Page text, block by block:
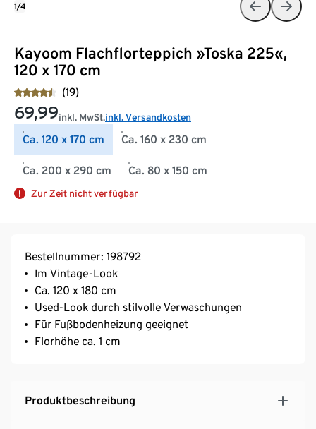
Kayoom Flachflorteppich »Toska 225«,
120 x 170 cm
(19)
69,99inkl. MwSt.inkl. Versandkosten
Ca. 120 x 170 cm Ca. 160 x 230 cm
Ca. 200 x 290 cm Ca. 80 x 150 cm
Zur Zeit nicht verfügbar
1/4
Bestellnummer: 198792
Im Vintage-Look
Ca. 120 x 180 cm
Used-Look durch stilvolle Verwaschungen
Für Fußbodenheizung geeignet
Florhöhe ca. 1 cm
Produktbeschreibung